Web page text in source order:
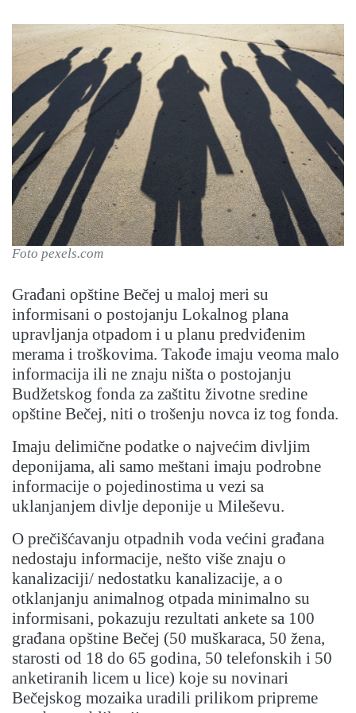
Foto pexels.com
Građani opštine Bečej u maloj meri su
informisani o postojanju Lokalnog plana
upravljanja otpadom i u planu predviđenim
merama i troškovima. Takođe imaju veoma malo
informacija ili ne znaju ništa o postojanju
Budžetskog fonda za zaštitu životne sredine
opštine Bečej, niti o trošenju novca iz tog fonda.
Imaju delimične podatke o najvećim divljim
deponijama, ali samo meštani imaju podrobne
informacije o pojedinostima u vezi sa
uklanjanjem divlje deponije u Mileševu.
O prečišćavanju otpadnih voda većini građana
nedostaju informacije, nešto više znaju o
kanalizaciji/ nedostatku kanalizacije, a o
otklanjanju animalnog otpada minimalno su
informisani, pokazuju rezultati ankete sa 100
građana opštine Bečej (50 muškaraca, 50 žena,
starosti od 18 do 65 godina, 50 telefonskih i 50
anketiranih licem u lice) koje su novinari
Bečejskog mozaika uradili prilikom pripreme